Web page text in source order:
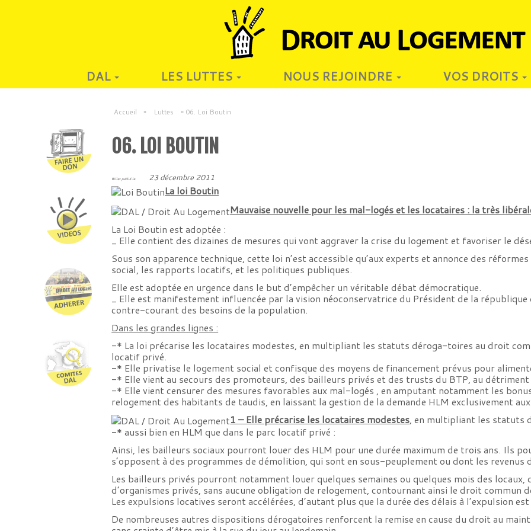
DAL LES LUTTES NOUS REJOINDRE VOS DROITS
Accueil » Luttes » 06. Loi Boutin
06. LOI BOUTIN
Billet publié le 23 décembre 2011
La loi Boutin
Mauvaise nouvelle pour les mal-logés et les locataires : la très
La Loi Boutin est adoptée :
_ Elle contient des dizaines de mesures qui vont aggraver la crise du logement et favoriser le
Sous son apparence technique, cette loi n’est accessible qu’aux experts et annonce des
social, les rapports locatifs, et les politiques publiques.
Elle est adoptée en urgence dans le but d’empêcher un véritable débat démocratique.
_ Elle est manifestement influencée par la vision néoconservatrice du Président de la
contre-courant des besoins de la population.
Dans les grandes lignes :
-* La loi précarise les locataires modestes, en multipliant les statuts déroga-toires au droit
locatif privé.
-* Elle privatise le logement social et confisque des moyens de financement prévus pour
-* Elle vient au secours des promoteurs, des bailleurs privés et des trusts du BTP, au
-* Elle vient censurer des mesures favorables aux mal-logés , en amputant notamment les
relogement des habitants de taudis, en laissant la gestion de la demande HLM exclusivement
1 – Elle précarise les locataires modestes, en multipliant les statuts
-* aussi bien en HLM que dans le parc locatif privé :
Ainsi, les bailleurs sociaux pourront louer des HLM pour une durée maximum de trois ans. Ils
s’opposent à des programmes de démolition, qui sont en sous-peuplement ou dont les revenus
Les bailleurs privés pourront notamment louer quelques semaines ou quelques mois des
d’organismes privés, sans aucune obligation de relogement, contournant ainsi le droit commun
Les expulsions locatives seront accélérées, d’autant plus que la durée des délais à l’expulsion
De nombreuses autres dispositions dérogatoires renforcent la remise en cause du droit au